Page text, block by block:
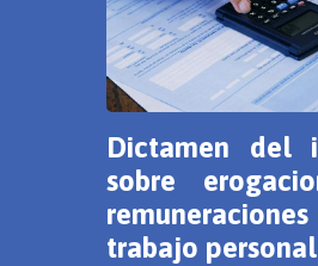
Dictamen del
sobre
trabajo personal